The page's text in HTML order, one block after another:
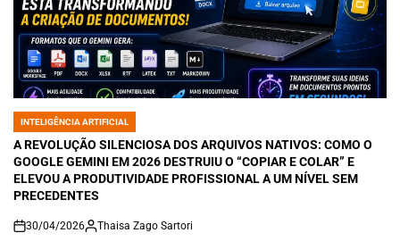
POSTED
IN
INTELIGÊNCIA ARTIFICIAL
A REVOLUÇÃO SILENCIOSA DOS ARQUIVOS NATIVOS: COMO O
GOOGLE GEMINI EM 2026 DESTRUIU O “COPIAR E COLAR” E
ELEVOU A PRODUTIVIDADE PROFISSIONAL A UM NÍVEL SEM
PRECEDENTES
on
30/04/2026 Thaisa Zago Sartori